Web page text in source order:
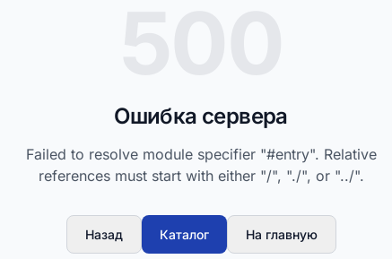
Ошибка сервера
Failed to resolve module specifier "#entry". Relative
references must start with either "/", "./", or "../".
Назад Каталог На главную